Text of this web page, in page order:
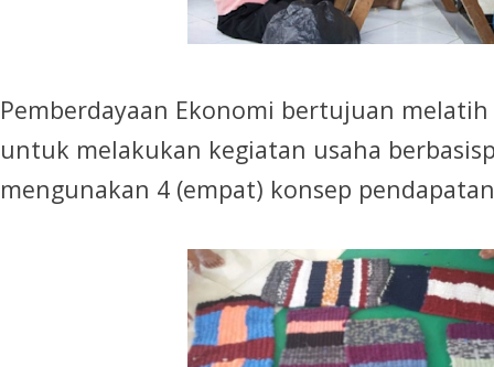
Pemberdayaan Ekonomi bertujuan
untuk melakukan kegiatan usaha
mengunakan 4 (empat) konsep